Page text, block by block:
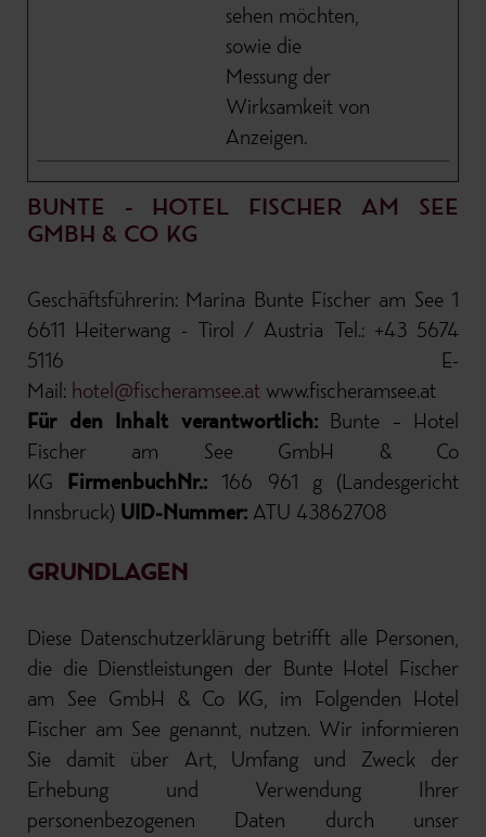
sehen möchten,
sowie die
Messung der
Wirksamkeit von
Anzeigen.
BUNTE - HOTEL FISCHER AM SEE
GMBH & CO KG
Geschäftsführerin: Marina Bunte Fischer am See 1
6611 Heiterwang - Tirol / Austria Tel.: +43 5674
5116 E-
Mail: hotel@fischeramsee.at www.fischeramsee.at
Für den Inhalt verantwortlich:
Bunte – Hotel
Fischer am See GmbH & Co
KG FirmenbuchNr.: 166 961 g (Landesgericht
Innsbruck) UID-Nummer: ATU 43862708
GRUNDLAGEN
Diese Datenschutzerklärung betrifft alle Personen,
die die Dienstleistungen der Bunte Hotel Fischer
am See GmbH & Co KG, im Folgenden Hotel
Fischer am See genannt, nutzen. Wir informieren
Sie damit über Art, Umfang und Zweck der
Erhebung und Verwendung Ihrer
personenbezogenen Daten durch unser